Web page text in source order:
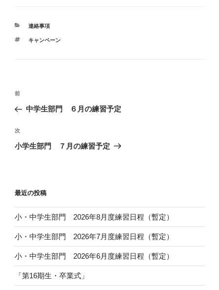
カ
ゴ
連絡事項
タ
キャンペーン
投
ナ
ビ
ゲ
ン
前
の
稿
前
中学生部門 ６月の練習予定
次
の
次
小学生部門 ７月の練習予定
最近の投稿
小・中学生部門 2026年8月度練習日程（暫定）
小・中学生部門 2026年7月度練習日程（暫定）
小・中学生部門 2026年6月度練習日程（暫定）
「第16期生・卒業式」